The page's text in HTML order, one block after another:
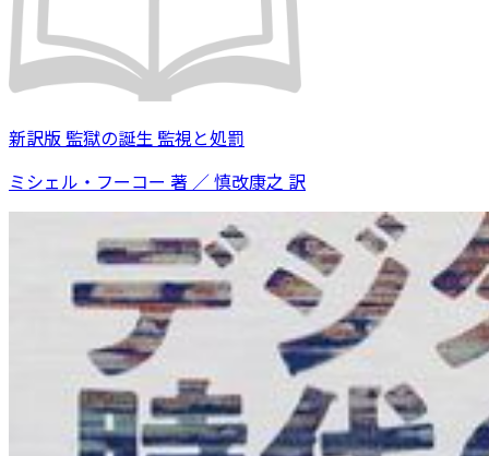
新訳版 監獄の誕生 監視と処罰
ミシェル・フーコー 著 ／ 慎改康之 訳